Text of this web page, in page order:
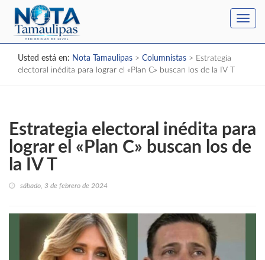
Usted está en: Nota Tamaulipas > Columnistas > Estrategia
electoral inédita para lograr el «Plan C» buscan los de la IV T
Estrategia electoral inédita para
lograr el «Plan C» buscan los de
la IV T
sábado, 3 de febrero de 2024